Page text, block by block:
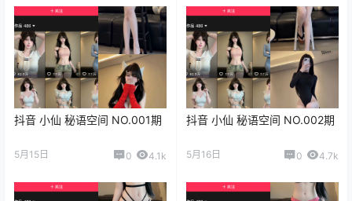
抖音 小仙 秘语空间 NO.001期
5月15日 0 4.1k
抖音 小仙 秘语空间 NO.002期
5月16日 0 4.7k